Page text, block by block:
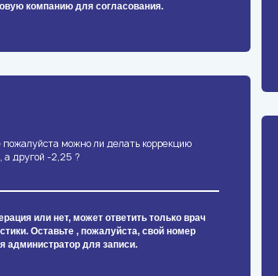
компанию для согласования.
можно ли делать коррекцию
а другой -2,25 ?
или нет, может ответить только врач
Оставьте , пожалуйста, свой номер
администратор для записи.